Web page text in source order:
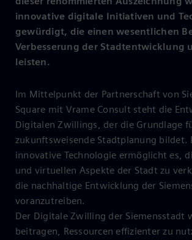
innovative digitale Initiativen und
gewürdigt, die einen wesentlichen
Verbesserung der Stadtentwicklung
leisten.
Im Mittelpunkt der Partnerschaft von
Square mit Vrame Consult steht die
Digitalen Zwillings, der die Grundlage
zukunftsweisende Stadtplanung bildet.
innovative Technologie ermöglicht es,
und virtuellen Aspekte der Stadt zu
die nachhaltige Entwicklung der
voranzutreiben.
Der Digitale Zwilling der Siemensstadt
beitragen, Ressourcen effizienter zu